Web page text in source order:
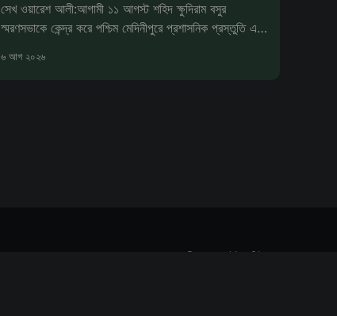
সেখ ওয়ারেশ আলী:আগামী ১১ আগস্ট শহিদ ক্ষুদিরাম বসুর
স্মরণসভাকে কেন্দ্র করে পশ্চিম মেদিনীপুরে প্রশাসনিক প্রস্তুতি এখন
৬ আগ ২০২৬
Powered by Ghost